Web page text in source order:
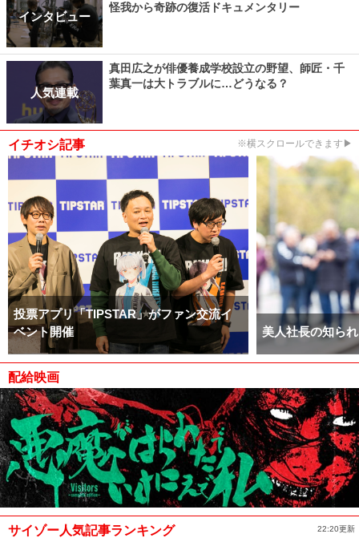
インタビュー
怪我から奇跡の復活ドキュメンタリー
人気連載
真田広之が俳優養成学校設立の野望、師匠・千
葉真一は大トラブルに…どうなる？
イチオシ記事 ※横スクロールできます▶
投票アプリ「TIPSTAR」がファン交流イ
ベント開催
美人社長の知ら
配給映画
サイゾー人気記事ランキング 22:20更新